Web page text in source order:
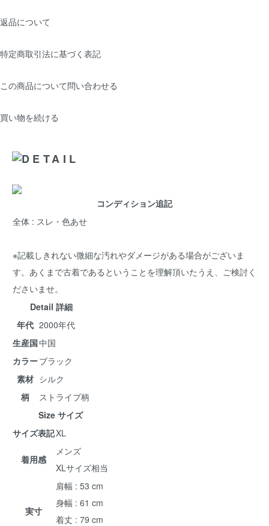
返品について
特定商取引法に基づく表記
この商品について問い合わせる
買い物を続ける
コンディション追記
全体 : スレ・色あせ
※記載しきれない微細な汚れやダメージがある場合がございま
す。あくまで古着であるということを理解頂いたうえ、ご検討く
ださいませ。
Detail 詳細
年代 2000年代
生産国中国
カラーブラック
素材 シルク
柄
ストライプ柄
Size サイズ
サイズ表記XL
着用感
メンズ
XLサイズ相当
実寸
肩幅 : 53 cm
身幅 : 61 cm
着丈 : 79 cm